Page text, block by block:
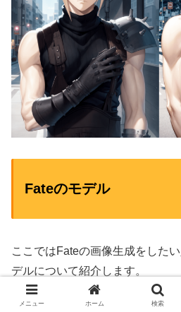
Fateのモデル
ここではFateの画像生成をした
デルについて紹介します。
メニュー ホーム 検索